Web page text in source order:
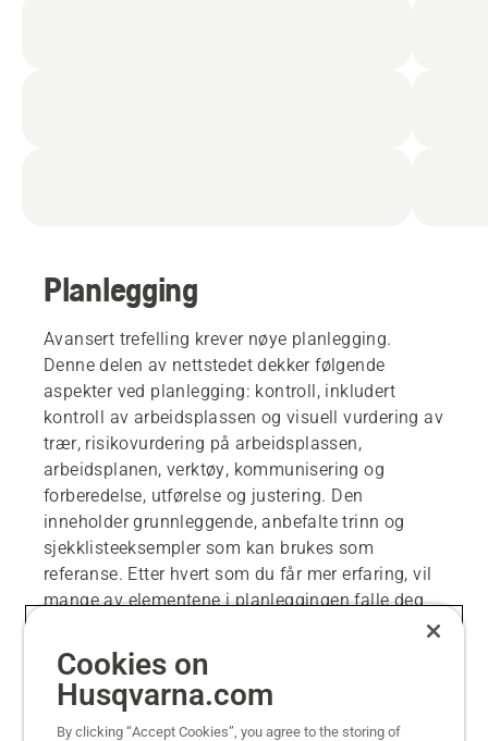
Planlegging
Avansert trefelling krever nøye planlegging.
Denne delen av nettstedet dekker følgende
aspekter ved planlegging: kontroll, inkludert
kontroll av arbeidsplassen og visuell vurdering av
trær, risikovurdering på arbeidsplassen,
arbeidsplanen, verktøy, kommunisering og
forberedelse, utførelse og justering. Den
inneholder grunnleggende, anbefalte trinn og
sjekklisteeksempler som kan brukes som
referanse. Etter hvert som du får mer erfaring, vil
mange av elementene i planleggingen falle deg
av arbeidet i alle situasjoner der du feller eller
håndterer trær.
Følgende innhold gir deg en introduksjon til
Cookies on
Husqvarna.com
By clicking “Accept Cookies”, you agree to the storing of